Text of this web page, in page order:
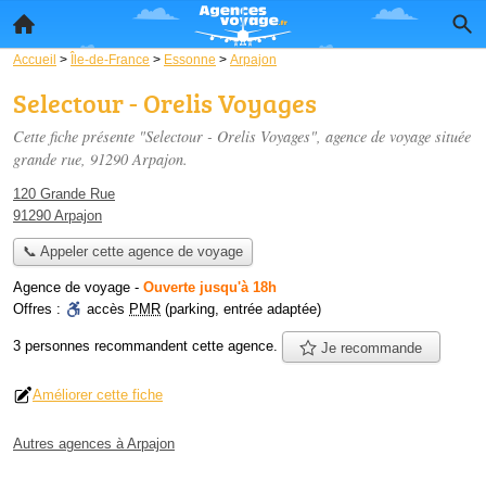
Accueil > Île-de-France > Essonne > Arpajon
Selectour - Orelis Voyages
Cette fiche présente "Selectour - Orelis Voyages", agence de voyage située
grande rue, 91290 Arpajon.
120 Grande Rue
91290 Arpajon
📞 Appeler cette agence de voyage
Agence de voyage - Ouverte jusqu'à 18h
Offres :
accès PMR (parking, entrée adaptée)
3 personnes recommandent cette agence. Je recommande
Améliorer cette fiche
Autres agences à Arpajon